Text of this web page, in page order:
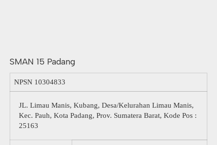
SMAN 15 Padang
NPSN 10304833
JL. Limau Manis, Kubang, Desa/Kelurahan Limau Manis,
Kec. Pauh, Kota Padang, Prov. Sumatera Barat, Kode Pos :
25163